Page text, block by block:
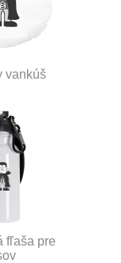
vankúš
fľaša pre